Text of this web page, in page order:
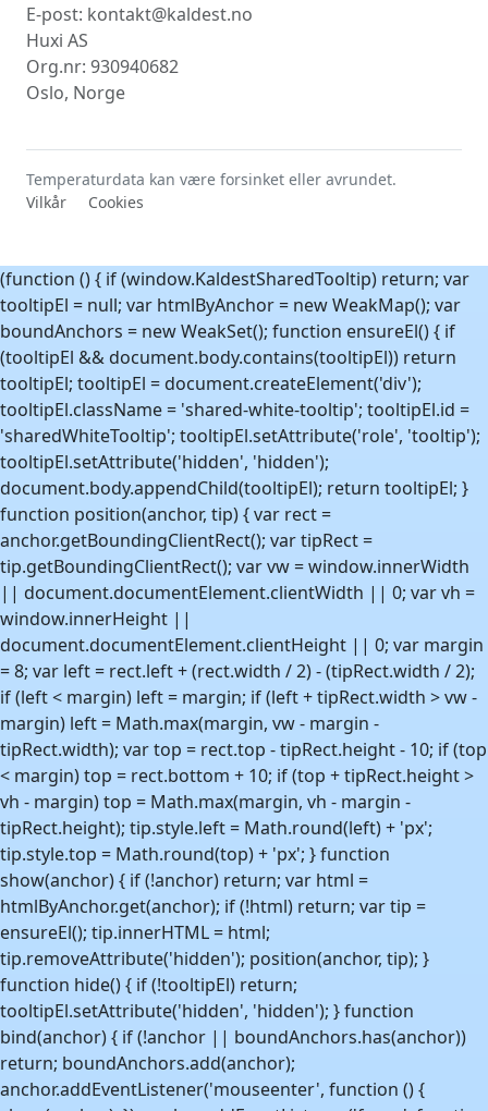
E-post: kontakt@kaldest.no
Huxi AS
Org.nr: 930940682
Oslo, Norge
Temperaturdata kan være forsinket eller avrundet.
Vilkår
Cookies
(function () { if (window.KaldestSharedTooltip) return; var
tooltipEl = null; var htmlByAnchor = new WeakMap(); var
boundAnchors = new WeakSet(); function ensureEl() { if
(tooltipEl && document.body.contains(tooltipEl)) return
tooltipEl; tooltipEl = document.createElement('div');
tooltipEl.className = 'shared-white-tooltip'; tooltipEl.id =
'sharedWhiteTooltip'; tooltipEl.setAttribute('role', 'tooltip');
tooltipEl.setAttribute('hidden', 'hidden');
document.body.appendChild(tooltipEl); return tooltipEl; }
function position(anchor, tip) { var rect =
anchor.getBoundingClientRect(); var tipRect =
tip.getBoundingClientRect(); var vw = window.innerWidth
|| document.documentElement.clientWidth || 0; var vh =
window.innerHeight ||
document.documentElement.clientHeight || 0; var margin
= 8; var left = rect.left + (rect.width / 2) - (tipRect.width / 2);
if (left < margin) left = margin; if (left + tipRect.width > vw -
margin) left = Math.max(margin, vw - margin -
tipRect.width); var top = rect.top - tipRect.height - 10; if (top
< margin) top = rect.bottom + 10; if (top + tipRect.height >
vh - margin) top = Math.max(margin, vh - margin -
tipRect.height); tip.style.left = Math.round(left) + 'px';
tip.style.top = Math.round(top) + 'px'; } function
show(anchor) { if (!anchor) return; var html =
htmlByAnchor.get(anchor); if (!html) return; var tip =
ensureEl(); tip.innerHTML = html;
tip.removeAttribute('hidden'); position(anchor, tip); }
function hide() { if (!tooltipEl) return;
tooltipEl.setAttribute('hidden', 'hidden'); } function
bind(anchor) { if (!anchor || boundAnchors.has(anchor))
return; boundAnchors.add(anchor);
anchor.addEventListener('mouseenter', function () {